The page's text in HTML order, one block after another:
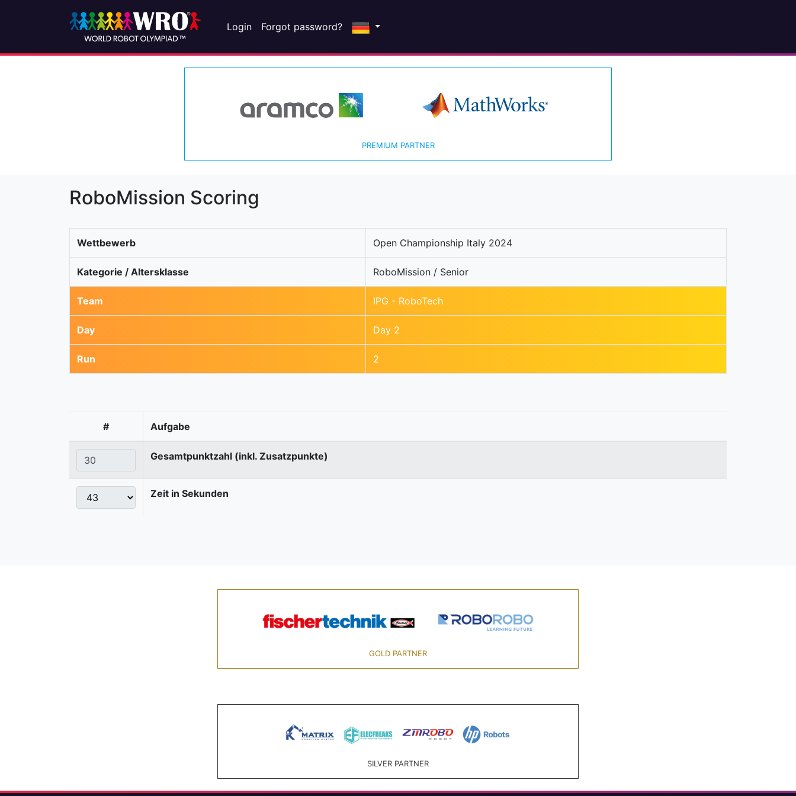
Login Forgot password?
PREMIUM PARTNER
RoboMission Scoring
Wettbewerb Open Championship Italy 2024
Kategorie / Altersklasse RoboMission / Senior
Team IPG - RoboTech
Day Day 2
Run 2
# Aufgabe
Gesamtpunktzahl (inkl. Zusatzpunkte)
Zeit in Sekunden
GOLD PARTNER
SILVER PARTNER